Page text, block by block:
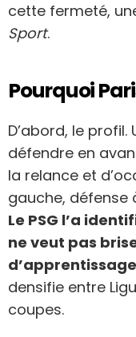
cette fermeté,
Sport.
Pourquoi
D’abord, le
défendre en
la relance et
gauche, défense
Le PSG l’a
ne veut pas
d’apprentissage
densifie entre
coupes.